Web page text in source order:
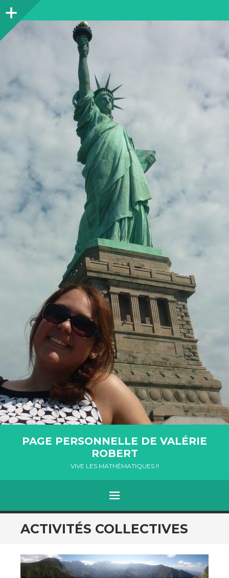
Colonne
PAGE PERSONNELLE DE VALÉRIE
ROBERT
VIVE LES MATHÉMATIQUES !!
Menu
ALLER
AU
ACTIVITÉS COLLECTIVES